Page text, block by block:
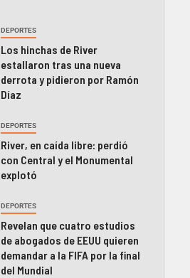
DEPORTES
Los hinchas de River
estallaron tras una nueva
derrota y pidieron por Ramón
Díaz
DEPORTES
River, en caída libre: perdió
con Central y el Monumental
explotó
DEPORTES
Revelan que cuatro estudios
de abogados de EEUU quieren
demandar a la FIFA por la final
del Mundial